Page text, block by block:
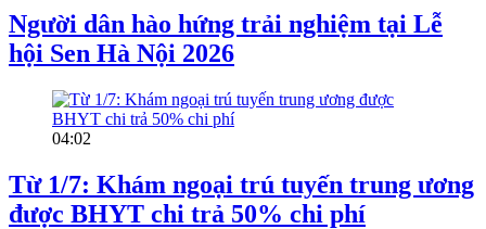
Người dân hào hứng trải nghiệm tại Lễ
hội Sen Hà Nội 2026
04:02
Từ 1/7: Khám ngoại trú tuyến trung ương
được BHYT chi trả 50% chi phí